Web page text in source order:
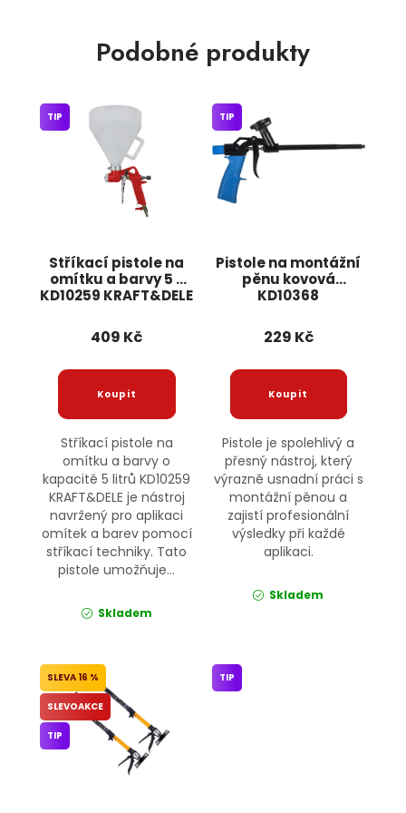
Podobné produkty
Stříkací pistole na
omítku a barvy 5 L
KD10259 KRAFT&DELE
TIP
409 Kč
Stříkací pistole na
omítku a barvy o
kapacitě 5 litrů KD10259
KRAFT&DELE je nástroj
navržený pro aplikaci
omítek a barev pomocí
stříkací techniky. Tato
pistole umožňuje...
Skladem
Pistole na montážní
pěnu kovová
KD10368
TIP
229 Kč
Pistole je spolehlivý a
přesný nástroj, který
výrazně usnadní práci s
montážní pěnou a
zajistí profesionální
výsledky při každé
aplikaci.
Skladem
16 %
SLEVOAKCE
TIP
TIP